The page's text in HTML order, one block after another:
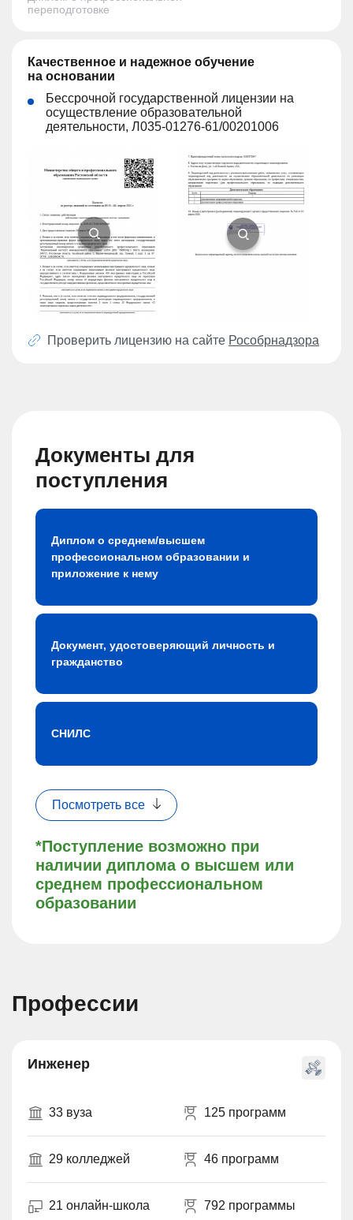
переподготовке
Качественное и надежное обучение
на основании
Бессрочной государственной лицензии на
осуществление образовательной
деятельности, Л035-01276-61/00201006
Проверить лицензию на сайте Рособрнадзора
Документы для
поступления
*Поступление возможно при
наличии диплома о высшем или
среднем профессиональном
образовании
Диплом о среднем/высшем
профессиональном образовании и
приложение к нему
Документ, удостоверяющий личность и
гражданство
СНИЛС
Посмотреть все
Профессии
Инженер
33 вуза 125 программ
29 колледжей 46 программ
21 онлайн-школа 792 программы